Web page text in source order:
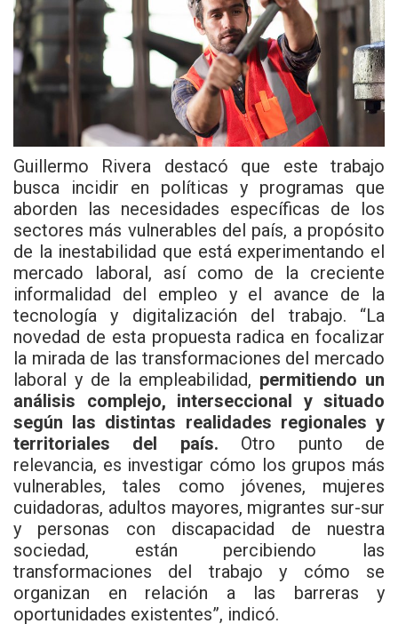
Guillermo Rivera destacó que este trabajo
busca incidir en políticas y programas que
aborden las necesidades específicas de los
sectores más vulnerables del país, a propósito
de la inestabilidad que está experimentando el
mercado laboral, así como de la creciente
informalidad del empleo y el avance de la
tecnología y digitalización del trabajo. “La
novedad de esta propuesta radica en focalizar
la mirada de las transformaciones del mercado
laboral y de la empleabilidad, permitiendo un
análisis complejo, interseccional y situado
según las distintas realidades regionales y
territoriales del país. Otro punto de
relevancia, es investigar cómo los grupos más
vulnerables, tales como jóvenes, mujeres
cuidadoras, adultos mayores, migrantes sur-sur
y personas con discapacidad de nuestra
sociedad, están percibiendo las
transformaciones del trabajo y cómo se
organizan en relación a las barreras y
oportunidades existentes”, indicó.